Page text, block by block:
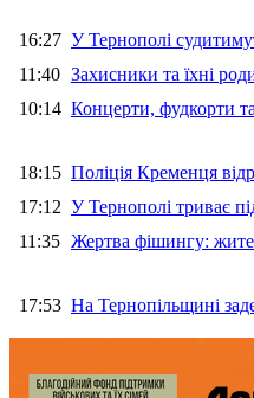
16:27 У Тернополі
11:40 Захисники та їхні
10:14 Концерти, фудкорти
18:15 Поліція Кременця
17:12 У Тернополі триває
11:35 Жертва фішингу:
17:53 На Тернопільщині